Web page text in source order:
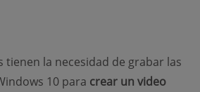
tienen la necesidad de grabar las
10 para crear un video